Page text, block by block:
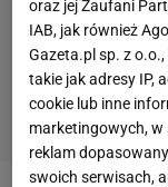
oraz jej Zaufani
IAB, jak również
Gazeta.pl sp. z
takie jak adresy IP,
cookie lub inne
marketingowych,
reklam
swoich serwisach,